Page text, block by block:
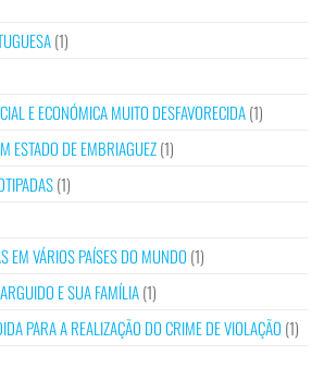
(1)
E ECONÓMICA MUITO DESFAVORECIDA(1)
ESTADO DE EMBRIAGUEZ(1)
(1)
EM VÁRIOS PAÍSES DO MUNDO (1)
E SUA FAMÍLIA(1)
PARA A REALIZAÇÃO DO CRIME DE VIOLAÇÃO (1)